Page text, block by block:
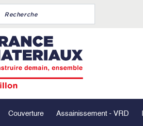
Couverture Assainissement - VRD